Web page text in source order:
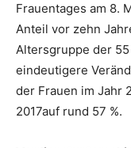
Frauentages am 8.
Anteil vor zehn
Altersgruppe der
eindeutigere
der Frauen im Jahr
2017auf rund 57 %.